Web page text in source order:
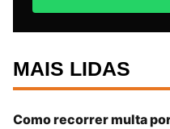
MAIS LIDAS
Como recorrer multa